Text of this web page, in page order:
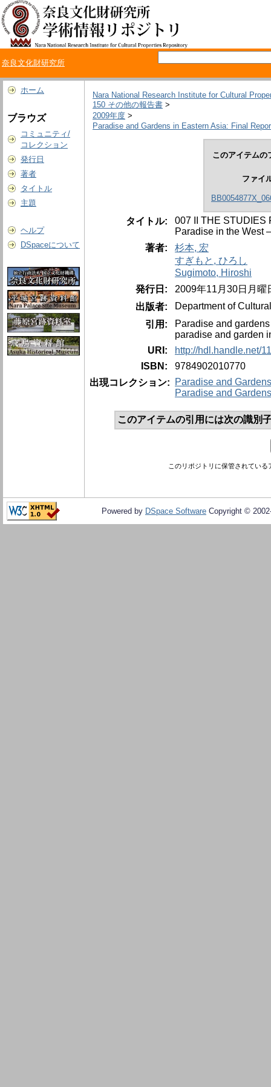
奈良文化財研究所
ホーム
ブラウズ
コミュニティ/
コレクション
発行日
著者
タイトル
主題
ヘルプ
DSpaceについて
Nara National Research Institute for Cultural
150 その他の報告書 >
2009年度 >
Paradise and Gardens in Eastern Asia: Final
このアイテムの
ファイ
タイトル:
007 II THE
Paradise in the
著者:
杉本, 宏
すぎもと, ひろし
Sugimoto, Hiroshi
発行日:
2009年11月30日月曜
出版者:
Department of
引用:
Paradise and
paradise and garden
URI:
http://hdl.handle.net/
ISBN:
9784902010770
出現コレクション:
Paradise and
Paradise and
このアイテムの引用には次の識別
このリポジトリに保管されてい
Powered by DSpace Software Copyright ©